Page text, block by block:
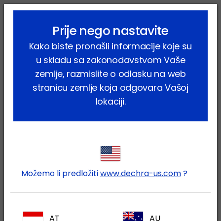
lock_outline search menu
Proizvodi
Farmaceutski proizvodi
Canaural
lockPrijavite se na Vaš Dechra
Prije nego nastavite
Kako biste pronašli informacije koje su
u skladu sa zakonodavstvom Vaše
zemlje, razmislite o odlasku na web
stranicu zemlje koja odgovara Vašoj
lokaciji.
Možemo li predložitiwww.dechra-us.com?
AT AU